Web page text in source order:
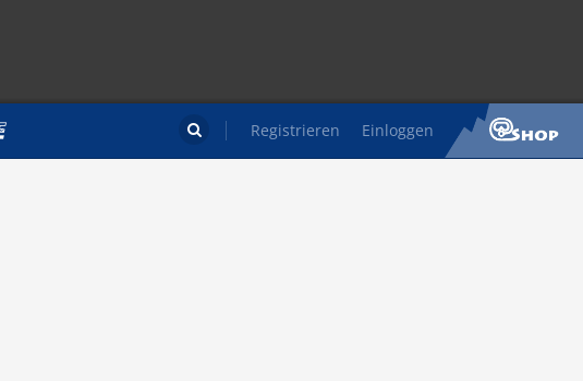
Registrieren Einloggen
